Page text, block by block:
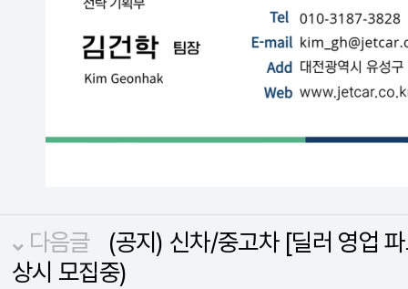
다음글
(공지) 신차/중고차 [딜러 영업
상시 모집중)